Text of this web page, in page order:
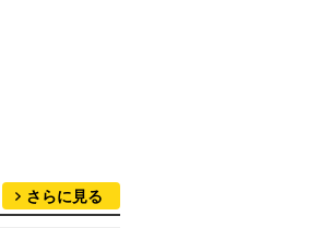
さらに見る